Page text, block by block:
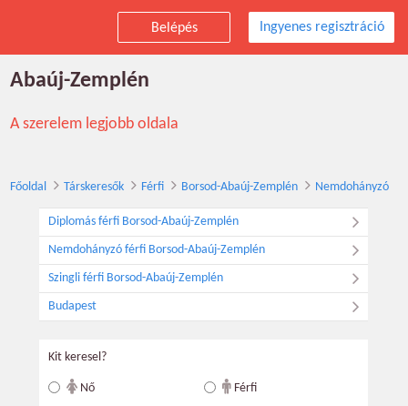
Belépés Ingyenes regisztráció
Társkereső nemdohányzó férfiak, Borsod-
Abaúj-Zemplén
A szerelem legjobb oldala
Főoldal Társkeresők Férfi Borsod-Abaúj-Zemplén Nemdohányzó
Diplomás férfi Borsod-Abaúj-Zemplén
Nemdohányzó férfi Borsod-Abaúj-Zemplén
Szingli férfi Borsod-Abaúj-Zemplén
Budapest
Kit keresel?
Nő Férfi